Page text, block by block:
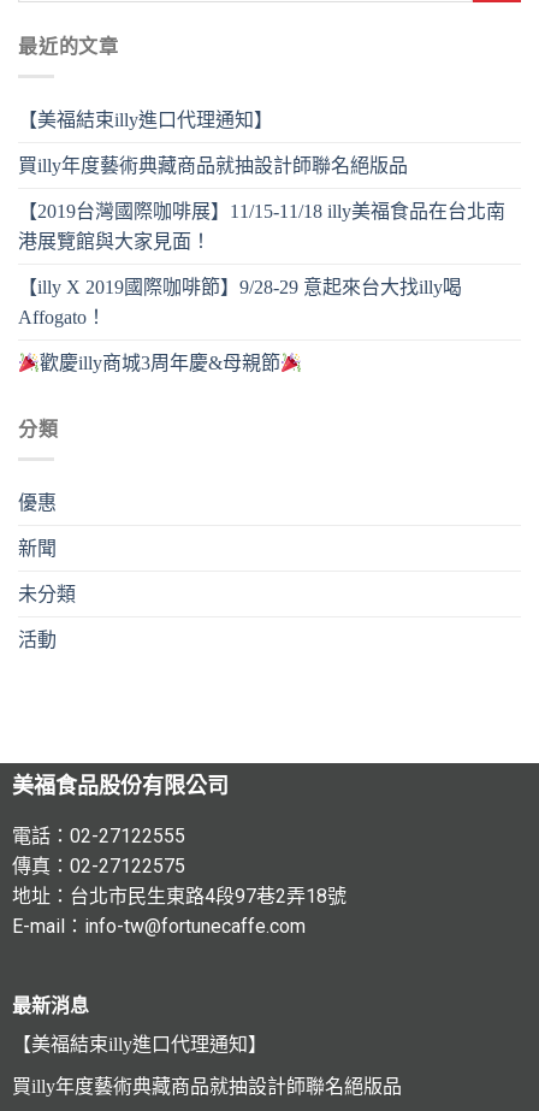
最近的文章
【美福結束illy進口代理通知】
買illy年度藝術典藏商品就抽設計師聯名絕版品
【2019台灣國際咖啡展】11/15-11/18 illy美福食品在台北南
港展覽館與大家見面！
【illy X 2019國際咖啡節】9/28-29 意起來台大找illy喝
Affogato！
歡慶illy商城3周年慶&母親節
分類
優惠
新聞
未分類
活動
美福食品股份有限公司
電話：02-27122555
傳真：02-27122575
地址：台北市民生東路4段97巷2弄18號
E-mail：info-tw@fortunecaffe.com
最新消息
【美福結束illy進口代理通知】
買illy年度藝術典藏商品就抽設計師聯名絕版品